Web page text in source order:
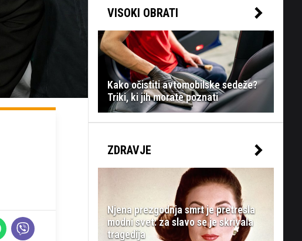
VISOKI OBRATI
Kako očistiti avtomobilske sedeže?
Triki, ki jih morate poznati
ZDRAVJE
Njena prezgodnja smrt je pretresla
modni svet: za slavo se je skrivala
tragedija